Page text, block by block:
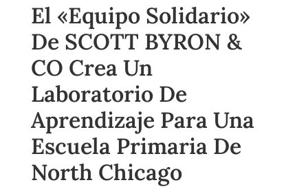
El «equipo Solidario»
De SCOTT BYRON &
CO Crea Un
Laboratorio De
Aprendizaje Para Una
Escuela Primaria De
North Chicago